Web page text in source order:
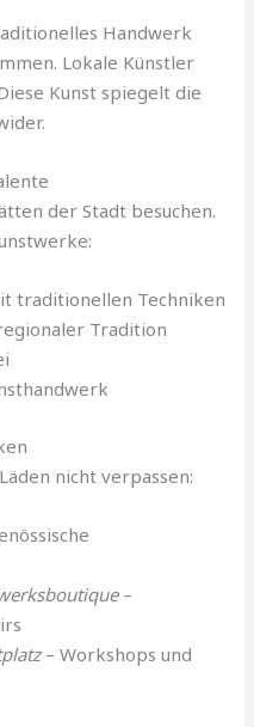
Handwerk
Lokale Künstler
Kunst spiegelt die
der Stadt besuchen.
traditionellen Techniken
Tradition
nicht verpassen:
–
– Workshops und